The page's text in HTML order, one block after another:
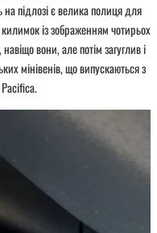
підлозі є велика полиця для
килимок із зображенням чотирьох
вони, але потім загуглив і
мінівенів, що випускаються з
Pacifica.